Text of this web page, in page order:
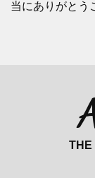
当にありがとう
THE